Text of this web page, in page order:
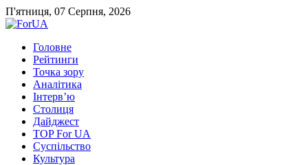
П'ятниця, 07 Серпня, 2026
Головне
Рейтинги
Точка зору
Аналітика
Інтерв’ю
Столиця
Дайджест
TOP For UA
Суспiльство
Культура